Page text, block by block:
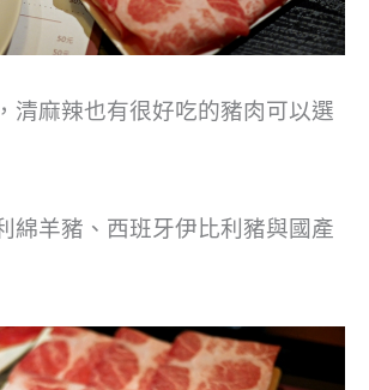
清麻辣也有很好吃的豬肉可以選
綿羊豬、西班牙伊比利豬與國產